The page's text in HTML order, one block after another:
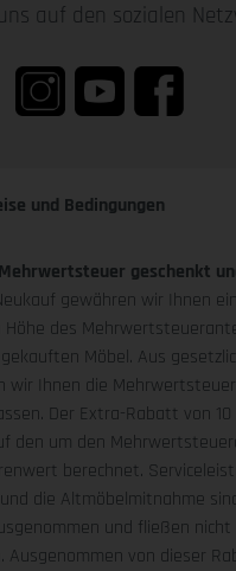
auf den sozialen
und Bedingungen
geschenkt
gewähren wir Ihnen
Höhe des
Möbel. Aus
wir Ihnen die
Der Extra-Rabatt von 10
den um den
berechnet.
die Altmöbelmitnahme
und fließen nicht
Ausgenommen von dieser